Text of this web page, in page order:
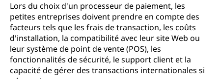
Lors du choix d'un processeur de paiement, les
petites entreprises doivent prendre en compte des
facteurs tels que les frais de transaction, les coûts
d'installation, la compatibilité avec leur site Web ou
leur système de point de vente (POS), les
fonctionnalités de sécurité, le support client et la
capacité de gérer des transactions internationales si